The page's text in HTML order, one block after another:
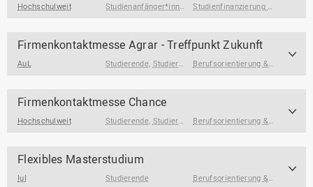
Hochschulweit Studienanfänger*innen Studieninteressierte ,Studierende
Studienfinanzierung & Wohnen
Firmenkontaktmesse Agrar - Treffpunkt Zukunft
AuL Studierende, Studierende am Ende des Studiums Berufsorientierung & Profilbildung
Firmenkontaktmesse Chance
Hochschulweit Studierende, Studierende am Ende des Studiums Berufsorientierung & Profilbildung
Flexibles Masterstudium
IuI Studierende Berufsorientierung & Profilbildung